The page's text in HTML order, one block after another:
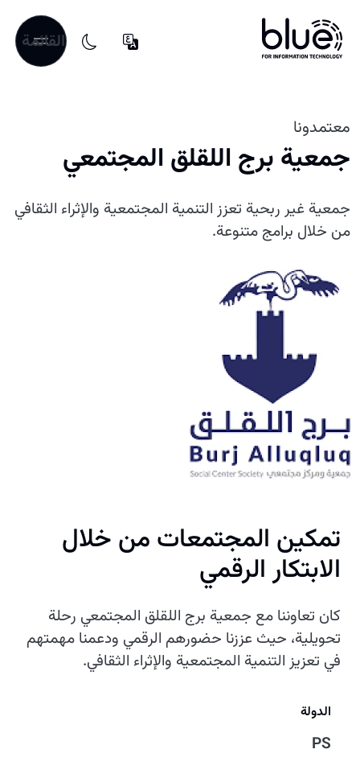
القائمة
معتمدونا
جمعية برج اللقلق المجتمعي
جمعية غير ربحية تعزز التنمية المجتمعية والإثراء الثقافي
من خلال برامج متنوعة.
تمكين المجتمعات من خلال
الابتكار الرقمي
كان تعاوننا مع جمعية برج اللقلق المجتمعي رحلة
تحويلية، حيث عززنا حضورهم الرقمي ودعمنا مهمتهم
في تعزيز التنمية المجتمعية والإثراء الثقافي.
الدولة
PS